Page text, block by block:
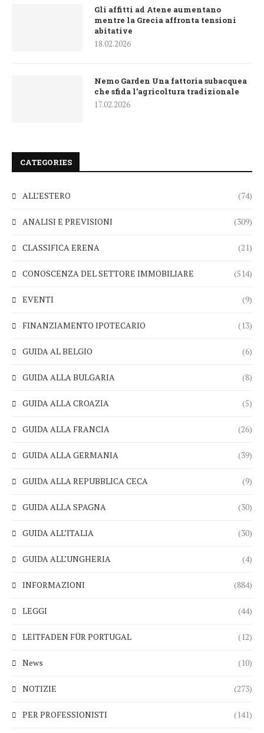
Gli affitti ad Atene aumentano
mentre la Grecia affronta tensioni
abitative
18.02.2026
Nemo Garden Una fattoria subacquea
che sfida l’agricoltura tradizionale
17.02.2026
CATEGORIES
ALL’ESTERO (74)
ANALISI E PREVISIONI (309)
CLASSIFICA ERENA (21)
CONOSCENZA DEL SETTORE IMMOBILIARE (514)
EVENTI (9)
FINANZIAMENTO IPOTECARIO (13)
GUIDA AL BELGIO (6)
GUIDA ALLA BULGARIA (8)
GUIDA ALLA CROAZIA (5)
GUIDA ALLA FRANCIA (26)
GUIDA ALLA GERMANIA (39)
GUIDA ALLA REPUBBLICA CECA (9)
GUIDA ALLA SPAGNA (30)
GUIDA ALL’ITALIA (30)
GUIDA ALL’UNGHERIA (4)
INFORMAZIONI (884)
LEGGI (44)
LEITFADEN FÜR PORTUGAL (12)
News (10)
NOTIZIE (273)
PER PROFESSIONISTI (141)